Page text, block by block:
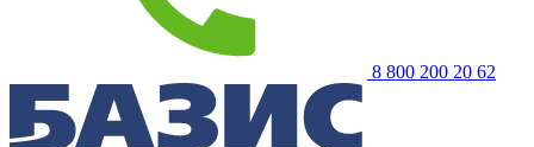
8 800 200 20 62